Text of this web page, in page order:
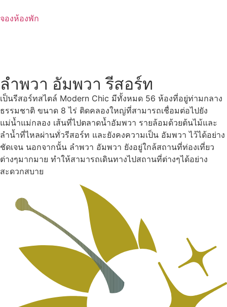
to
จองห้องพัก
ลำพวา อัมพวา รีสอร์ท
เป็นรีสอร์ทสไตล์ Modern Chic มีทั้งหมด 56 ห้องที่อยู่ท่ามกลาง
ธรรมชาติ ขนาด 8 ไร่ ติดคลองใหญ่ที่สามารถเชื่อมต่อไปยัง
แม่น้ำแม่กลอง เส้นที่ไปตลาดน้ำอัมพวา รายล้อมด้วยต้นไม้และ
ลำน้ำที่ไหลผ่านทั่วรีสอร์ท และยังคงความเป็น อัมพวา ไว้ได้อย่าง
ชัดเจน นอกจากนั้น ลำพวา อัมพวา ยังอยู่ใกล้สถานที่ท่องเที่ยว
ต่างๆมากมาย ทำให้สามารถเดินทางไปสถานที่ต่างๆได้อย่าง
สะดวกสบาย